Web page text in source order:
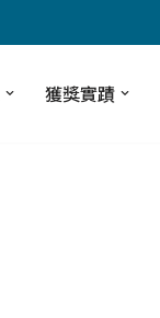
獲獎實蹟